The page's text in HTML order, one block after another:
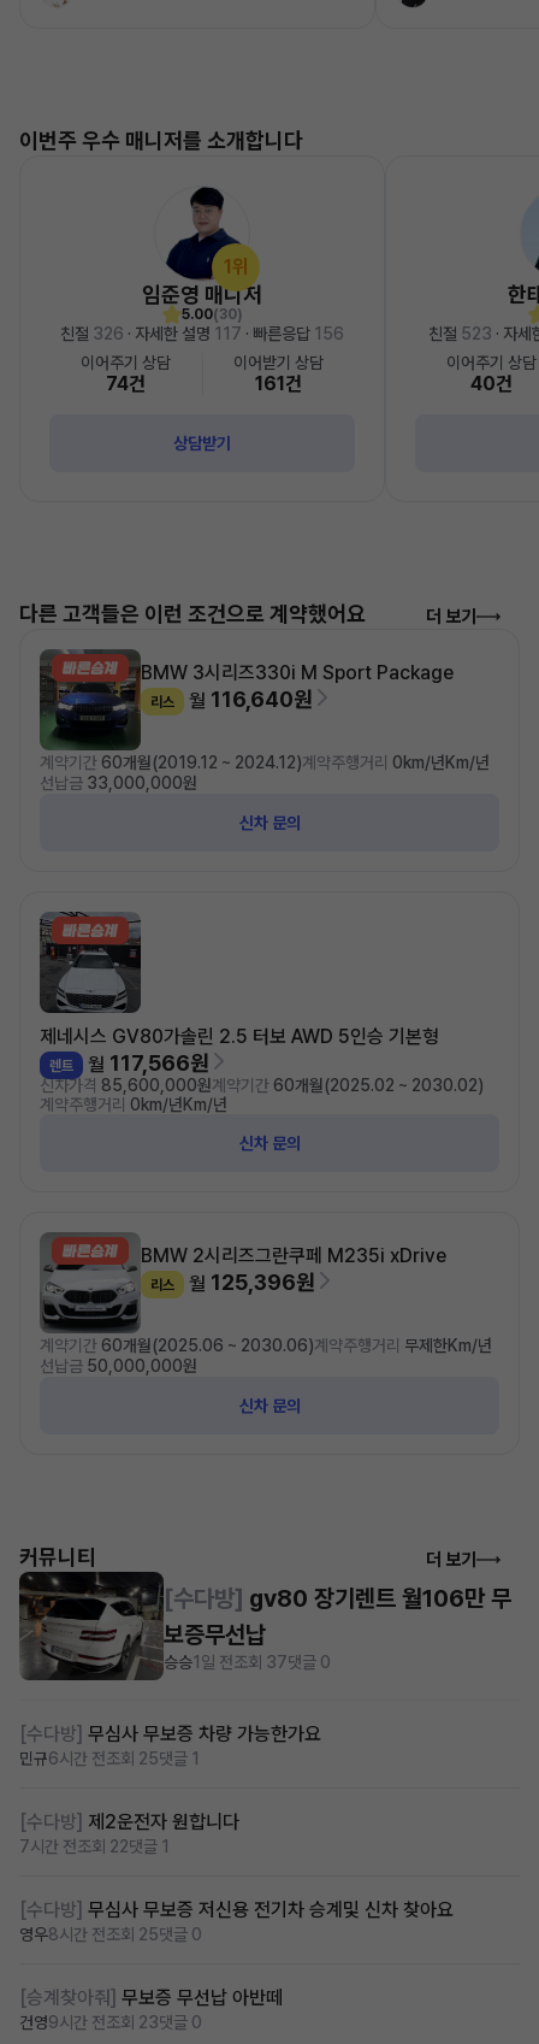
이번주 우수 매니저를 소개합니다
1위
임준영 매니저
5.00(30)
친절 326 · 자세한 설명 117 · 빠른응답 156
이어주기 상담
74건
이어받기 상담
161건
상담받기
한
친절 523 · 자
이어주기 상담
40건
다른 고객들은 이런 조건으로 계약했어요 더 보기
BMW 3시리즈330i M Sport Package
리스 월 116,640원
계약기간 60개월(2019.12 ~ 2024.12)계약주행거리 0km/년Km/년
선납금 33,000,000원
신차 문의
제네시스 GV80가솔린 2.5 터보 AWD 5인승 기본형
렌트 월 117,566원
신차가격 85,600,000원계약기간 60개월(2025.02 ~ 2030.02)
계약주행거리 0km/년Km/년
신차 문의
BMW 2시리즈그란쿠페 M235i xDrive
리스 월 125,396원
계약기간 60개월(2025.06 ~ 2030.06)계약주행거리 무제한Km/년
선납금 50,000,000원
신차 문의
커뮤니티 더 보기
[수다방] 무심사 무보증 차량 가능한가요
민규6시간 전조회 25댓글 1
[수다방] 제2운전자 원합니다
7시간 전조회 22댓글 1
[수다방] 무심사 무보증 저신용 전기차 승계및 신차 찾아요
영우8시간 전조회 25댓글 0
[승계찾아줘] 무보증 무선납 아반떼
건영9시간 전조회 23댓글 0
[수다방] gv80 장기렌트 월106만 무
보증무선납
승승1일 전조회 37댓글 0